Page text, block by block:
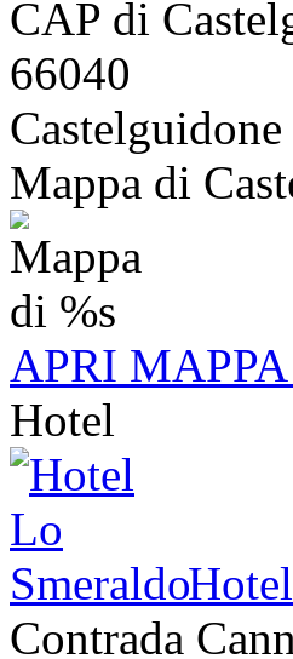
CAP di
66040
Castelguidone
Mappa di
APRI
Hotel
Contrada